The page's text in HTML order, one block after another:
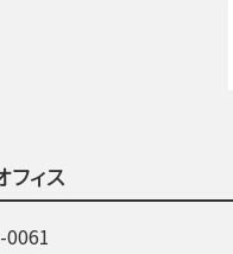
フィス
0061